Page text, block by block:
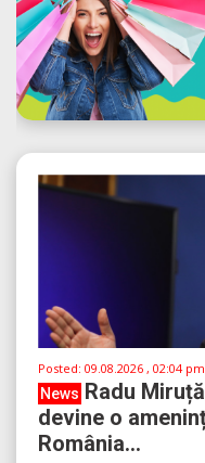
Posted: 09.08.2026 , 02:04 pm
News Radu
devine o
România...